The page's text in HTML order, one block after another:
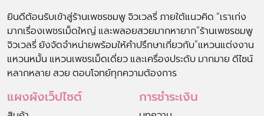
ยินดีต้อนรับเข้าสู่ร้านเพชรชมพู จิวเวลรี่ ภายใต้แนวคิด “เราเก่ง
มากเรื่องเพชรเม็ดใหญ่ และพลอยสวยมากหายาก”ร้านเพชรชมพู
จิวเวลรี่ ยังจัดจำหน่ายพร้อมให้คำปรึกษาเกี่ยวกับ”แหวนแต่งงาน
แหวนหมั้น แหวนเพชรเม็ดเดี่ยว และเครื่องประดับ มากมาย ดีไซน์
หลากหลาย สวย ตอบโจทย์ทุกความต้องการ
แผงผังเว็ปไซต์ การชำระเงิน